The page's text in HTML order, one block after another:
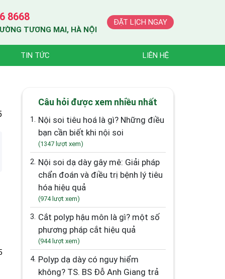
8668
TƯƠNG MAI, HÀ NỘI
ĐẶT LỊCH NGAY
TIN TỨC LIÊN HỆ
Câu hỏi được xem nhiều nhất
1. Nội soi tiêu hoá là gì? Những điều
bạn cần biết khi nội soi
(1347 lượt xem)
2. Nội soi dạ dày gây mê: Giải pháp
chẩn đoán và điều trị bệnh lý tiêu
hóa hiệu quả
(974 lượt xem)
3. Cắt polyp hậu môn là gì? một số
phương pháp cắt hiệu quả
(944 lượt xem)
4. Polyp dạ dày có nguy hiểm
không? TS. BS Đỗ Anh Giang trả